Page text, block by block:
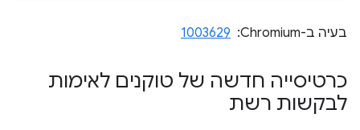
בעיה ב-Chromium: ‏ 1003629
כרטיסייה חדשה של טוקנים לאימות
לבקשות רשת